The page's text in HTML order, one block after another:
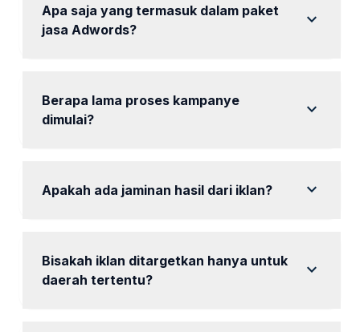
Apa saja yang termasuk dalam paket
jasa Adwords?
expand_more
Berapa lama proses kampanye
dimulai?
expand_more
Apakah ada jaminan hasil dari iklan? expand_more
Bisakah iklan ditargetkan hanya untuk
daerah tertentu?
expand_more